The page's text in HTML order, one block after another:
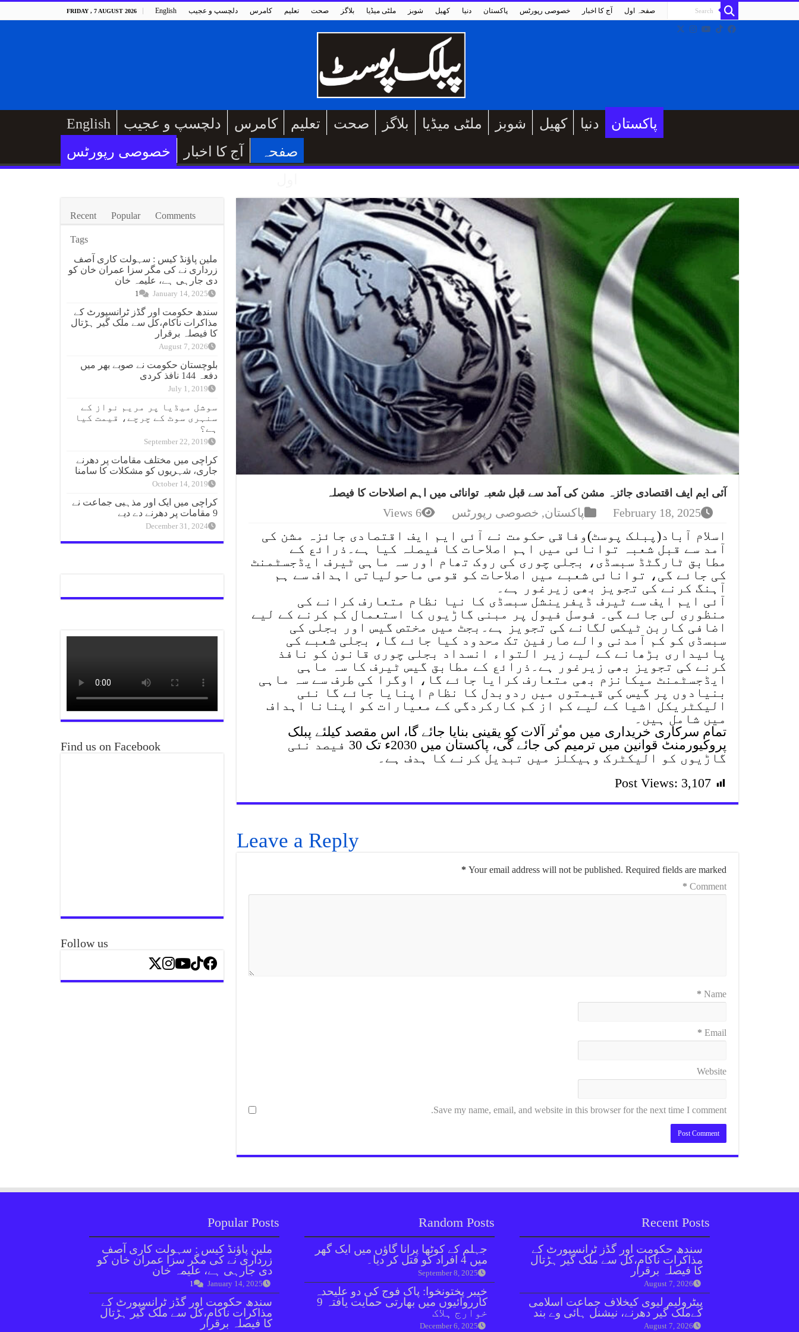
FRIDAY , 7 AUGUST 2026 English دلچسپ و عجیب کامرس تعلیم صحت بلاگز ملٹی میڈیا شوبز کھیل دنیا پاکستان خصوصی رپورٹس آج کا اخبار صفحہ اول
English دلچسپ و عجیب کامرس تعلیم صحت بلاگز ملٹی میڈیا شوبز کھیل دنیا
پاکستان
خصوصی رپورٹس
آج کا اخبار
صفحہ
آئی ایم ایف اقتصادی جائزہ مشن کی آمد سے قبل شعبہ توانائی میں اہم اصلاحات کا فیصلہ
February 18, 2025 پاکستان, خصوصی رپورٹس 6 Views
اسلام آباد(پبلک پوسٹ)وفاقی حکومت نے آئی ایم ایف اقتصادی جائزہ مشن کی
آمد سے قبل شعبہ توانائی میں اہم اصلاحات کا فیصلہ کیا ہے۔ذرائع کے
مطابق ٹارگٹڈ سبسڈی، بجلی چوری کی روک تھام اور سہ ماہی ٹیرف ایڈجسٹمنٹ
کی جائے گی، توانائی شعبے میں اصلاحات کو قومی ماحولیاتی اہداف سے ہم
آہنگ کرنے کی تجویز بھی زیرغور ہے۔
آئی ایم ایف سے ٹیرف ڈیفرینشل سبسڈی کا نیا نظام متعارف کرانے کی
منظوری لی جائے گی۔ فوسل فیول پر مبنی گاڑیوں کا استعمال کم کرنے کے لیے
اضافی کاربن ٹیکس لگانے کی تجویز ہے۔بجٹ میں مختص گیس اور بجلی کی
سبسڈی کو کم آمدنی والے صارفین تک محدود کیا جائے گا، بجلی شعبے کی
پائیداری بڑھانے کے لیے زیر التواء انسداد بجلی چوری قانون کو نافذ
کرنے کی تجویز بھی زیرغور ہے۔ذرائع کے مطابق گیس ٹیرف کا سہ ماہی
ایڈجسٹمنٹ میکانزم بھی متعارف کرایا جائے گا، اوگرا کی طرف سے سہ ماہی
بنیادوں پر گیس کی قیمتوں میں ردوبدل کا نظام اپنایا جائے گا نئی
الیکٹریکل اشیا کے لیے کم از کم کارکردگی کے معیارات کو اپنانا اہداف
میں شامل ہیں۔
تمام سرکاری خریداری میں موٴثر آلات کو یقینی بنایا جائے گا، اس مقصد کیلئے پبلک
پروکیورمنٹ قوانین میں ترمیم کی جائے گی، پاکستان میں 2030ء تک 30 فیصد نئی
گاڑیوں کو الیکٹرک وہیکلز میں تبدیل کرنے کا ہدف ہے۔
Post Views: 3,107
Leave a Reply
Your email address will not be published. Required fields are marked
*
Comment
*
Name
*
Email
*
Website
Save my name, email, and website in this browser for the next time I comment.
Recent Popular Comments
Tags
ملین پاؤنڈ کیس : سہولت کاری آصف
زرداری نے کی مگر سزا عمران خان کو
دی جارہی ہے، علیمہ خان
January 14, 2025
1
سندھ حکومت اور گڈز ٹرانسپورٹ کے
مذاکرات ناکام،کل سے ملک گیر ہڑتال
کا فیصلہ برقرار
August 7, 2026
بلوچستان حکومت نے صوبے بھر میں
دفعہ 144 نافذ کردی
July 1, 2019
سوشل میڈیا پر مریم نواز کے
سنہری سوٹ کے چرچے، قیمت کیا
ہے؟
September 22, 2019
کراچی میں مختلف مقامات پر دھرنے
جاری، شہریوں کو مشکلات کا سامنا
October 14, 2019
کراچی میں ایک اور مذہبی جماعت نے
9 مقامات پر دھرنے دے دیے
December 31, 2024
Find us on Facebook
Follow us
Popular Posts
ملین پاؤنڈ کیس : سہولت کاری آصف
زرداری نے کی مگر سزا عمران خان کو
دی جارہی ہے، علیمہ خان
January 14, 2025
1
سندھ حکومت اور گڈز ٹرانسپورٹ کے
مذاکرات ناکام،کل سے ملک گیر ہڑتال
کا فیصلہ برقرار
Random Posts
جہلم کے کوٹھا پرانا گاؤں میں ایک گھر
میں 4 افراد کو قتل کر دیا۔
September 8, 2025
خیبر پختونخوا: پاک فوج کی دو علیحدہ
کارروائیوں میں بھارتی حمایت یافتہ 9
خوارج ہلاک
December 6, 2025
Recent Posts
سندھ حکومت اور گڈز ٹرانسپورٹ کے
مذاکرات ناکام،کل سے ملک گیر ہڑتال
کا فیصلہ برقرار
August 7, 2026
پیٹرولیم لیوی کیخلاف جماعت اسلامی
کےملک گیر دھرنے، نیشنل ہائی وے بند
August 7, 2026